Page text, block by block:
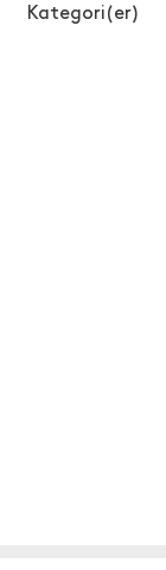
Kategori(er)